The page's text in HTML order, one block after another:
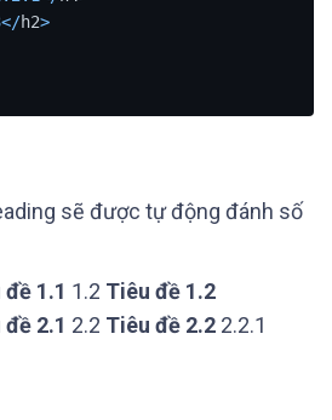
</h2>
sẽ được tự động đánh số
1.1 1.2 Tiêu đề 1.2
2.1 2.2 Tiêu đề 2.2 2.2.1